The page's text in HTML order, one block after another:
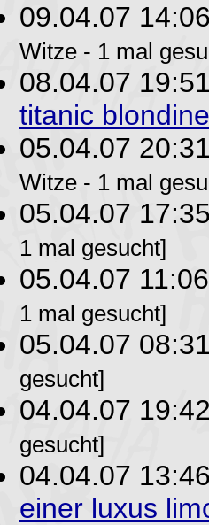
09.04.07
Witze - 1 mal
08.04.07
titanic blondine
05.04.07
Witze - 1 mal
05.04.07
1 mal gesucht]
05.04.07
1 mal gesucht]
05.04.07
gesucht]
04.04.07
gesucht]
04.04.07
einer luxus